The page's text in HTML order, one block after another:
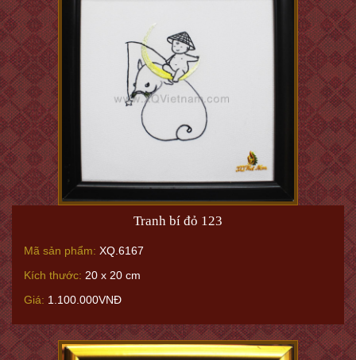
Tranh bí đỏ 123
Mã sản phẩm: XQ.6167
Kích thước: 20 x 20 cm
Giá: 1.100.000VNĐ